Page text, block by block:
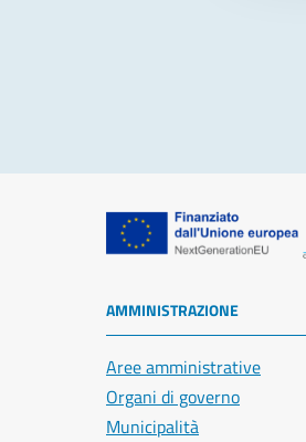
AMMINISTRAZIONE
Aree amministrative
Organi di governo
Municipalità